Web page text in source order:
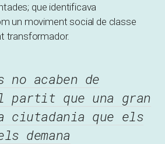
que identificava
un moviment social de classe
transformador.
no acaben de
partit que una gran
ciutadania que els
demana